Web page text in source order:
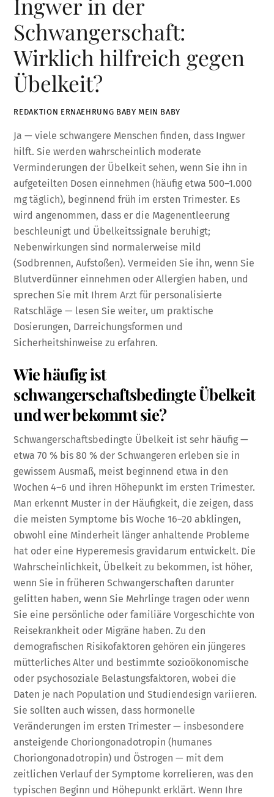
Ingwer in der
Schwangerschaft:
Wirklich hilfreich gegen
Übelkeit?
REDAKTION ERNAEHRUNG BABY MEIN BABY
Ja — viele schwangere Menschen finden, dass Ingwer
hilft. Sie werden wahrscheinlich moderate
Verminderungen der Übelkeit sehen, wenn Sie ihn in
aufgeteilten Dosen einnehmen (häufig etwa 500–1.000
mg täglich), beginnend früh im ersten Trimester. Es
wird angenommen, dass er die Magenentleerung
beschleunigt und Übelkeitssignale beruhigt;
Nebenwirkungen sind normalerweise mild
(Sodbrennen, Aufstoßen). Vermeiden Sie ihn, wenn Sie
Blutverdünner einnehmen oder Allergien haben, und
sprechen Sie mit Ihrem Arzt für personalisierte
Ratschläge — lesen Sie weiter, um praktische
Dosierungen, Darreichungsformen und
Sicherheitshinweise zu erfahren.
Wie häufig ist
schwangerschaftsbedingte Übelkeit
und wer bekommt sie?
Schwangerschaftsbedingte Übelkeit ist sehr häufig —
etwa 70 % bis 80 % der Schwangeren erleben sie in
gewissem Ausmaß, meist beginnend etwa in den
Wochen 4–6 und ihren Höhepunkt im ersten Trimester.
Man erkennt Muster in der Häufigkeit, die zeigen, dass
die meisten Symptome bis Woche 16–20 abklingen,
obwohl eine Minderheit länger anhaltende Probleme
hat oder eine Hyperemesis gravidarum entwickelt. Die
Wahrscheinlichkeit, Übelkeit zu bekommen, ist höher,
wenn Sie in früheren Schwangerschaften darunter
gelitten haben, wenn Sie Mehrlinge tragen oder wenn
Sie eine persönliche oder familiäre Vorgeschichte von
Reisekrankheit oder Migräne haben. Zu den
demografischen Risikofaktoren gehören ein jüngeres
mütterliches Alter und bestimmte sozioökonomische
oder psychosoziale Belastungsfaktoren, wobei die
Daten je nach Population und Studiendesign variieren.
Sie sollten auch wissen, dass hormonelle
Veränderungen im ersten Trimester — insbesondere
ansteigende Choriongonadotropin (humanes
Choriongonadotropin) und Östrogen — mit dem
zeitlichen Verlauf der Symptome korrelieren, was den
typischen Beginn und Höhepunkt erklärt. Wenn Ihre